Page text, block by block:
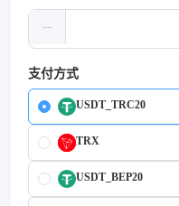
支付方式
USDT_TRC20
TRX
USDT_BEP20